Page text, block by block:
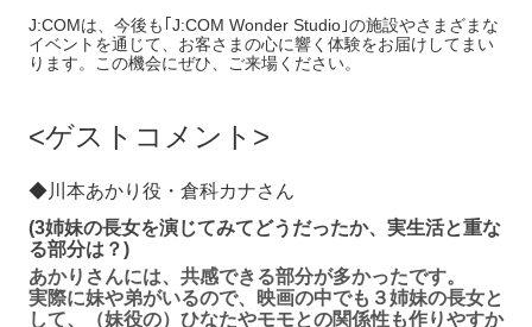
J:COMは、今後も｢J:COM Wonder Studio｣の施設やさまざまな
イベントを通じて、お客さまの心に響く体験をお届けしてまい
ります。この機会にぜひ、ご来場ください。
ゲストコメント
◆川本あかり役・倉科カナさん
(3姉妹の長女を演じてみてどうだったか、実生活と重な
る部分は？)
あかりさんには、共感できる部分が多かったです。
実際に妹や弟がいるので、映画の中でも３姉妹の長女と
して、（妹役の）ひなたやモモとの関係性も作りやすか